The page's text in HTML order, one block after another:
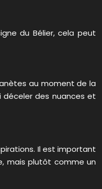
du Bélier, cela peut
au moment de la
des nuances et
Il est important
mais plutôt comme un